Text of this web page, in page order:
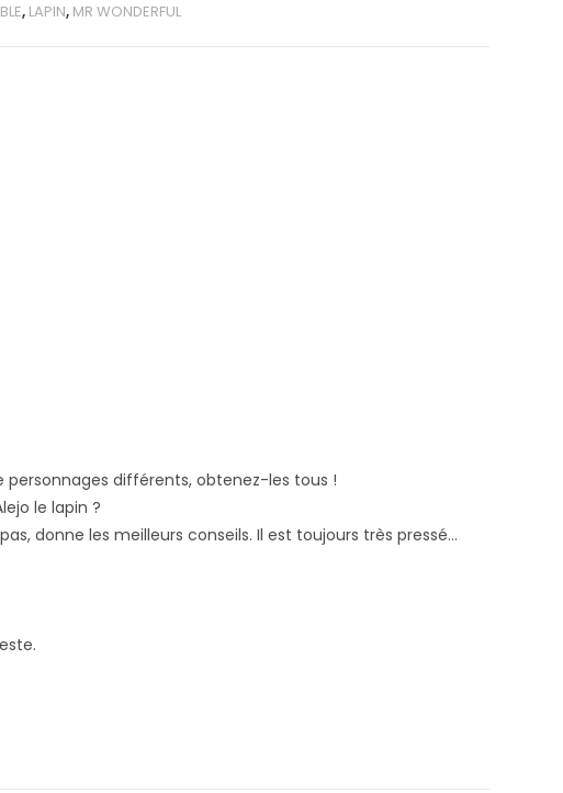
, LAPIN, MR WONDERFUL
différents, obtenez-les tous !
le lapin ?
donne les meilleurs conseils. Il est toujours très pressé…